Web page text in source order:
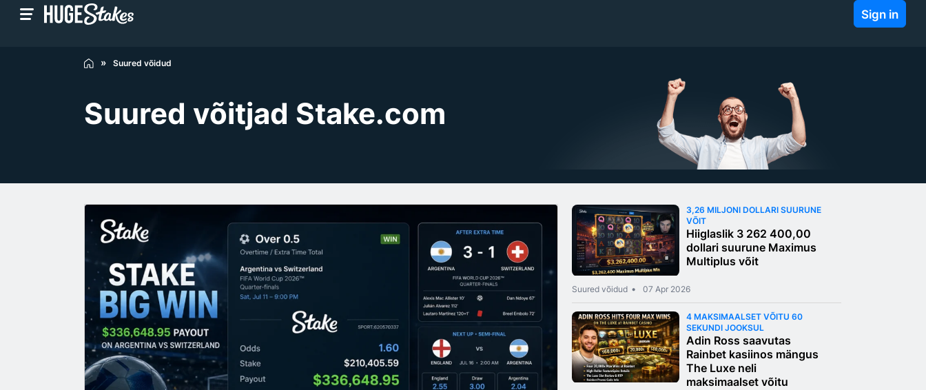
Sign in
Suured võidud
Suured võitjad Stake.com
3,26 MILJONI DOLLARI SUURUNE
VÕIT
Hiiglaslik 3 262 400,00
dollari suurune Maximus
Multiplus võit
Suured võidud 07 Apr 2026
4 MAKSIMAALSET VÕITU 60
SEKUNDI JOOKSUL
Adin Ross saavutas
Rainbet kasiinos mängus
The Luxe neli
maksimaalset võitu